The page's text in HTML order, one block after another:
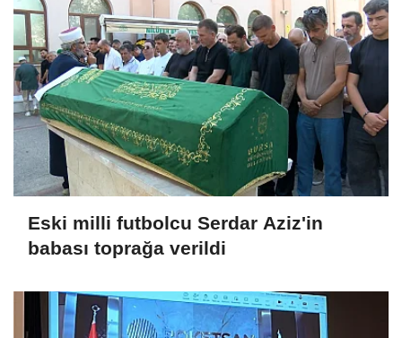
Eski milli futbolcu Serdar Aziz'in
babası toprağa verildi